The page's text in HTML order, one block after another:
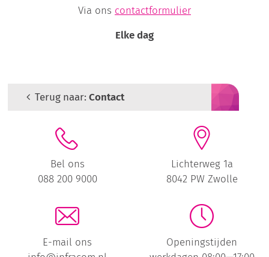
Via ons contactformulier
Elke dag
Terug naar:Contact
Bel ons
088 200 9000
Lichterweg 1a
8042 PW Zwolle
E-mail ons
Openingstijden